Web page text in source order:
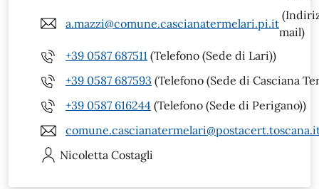
a.mazzi@comune.cascianatermelari.pi.it
mail)
+39 0587 687511 (Telefono (Sede di Lari))
+39 0587 687593 (Telefono (Sede di Casciana
+39 0587 616244 (Telefono (Sede di Perigano))
Nicoletta Costagli